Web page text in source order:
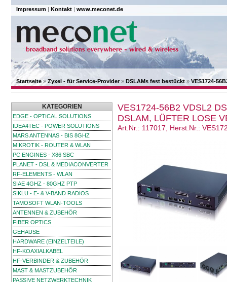
Impressum | Kontakt | www.meconet.de
Startseite»Zyxel - für Service-Provider» DSLAMs fest bestückt » VES1724-
KATEGORIEN
EDGE - OPTICAL SOLUTIONS
IDEA4TEC - POWER SOLUTIONS
MARS ANTENNAS - BIS 8GHZ
MIKROTIK - ROUTER & WLAN
PC ENGINES - X86 SBC
PLANET - DSL & MEDIACONVERTER
RF-ELEMENTS - WLAN
SIAE 4GHZ - 80GHZ PTP
SIKLU - E- & V-BAND RADIOS
TAMOSOFT WLAN-TOOLS
ANTENNEN & ZUBEHÖR
FIBER OPTICS
GEHÄUSE
HARDWARE (EINZELTEILE)
HF-KOAXIALKABEL
HF-VERBINDER & ZUBEHÖR
MAST & MASTZUBEHÖR
PASSIVE NETZWERKTECHNIK
VES1724-56B2 VDSL2
DSLAM, LÜFTER LOSE
Art.Nr.: 117017, Herst.Nr.: